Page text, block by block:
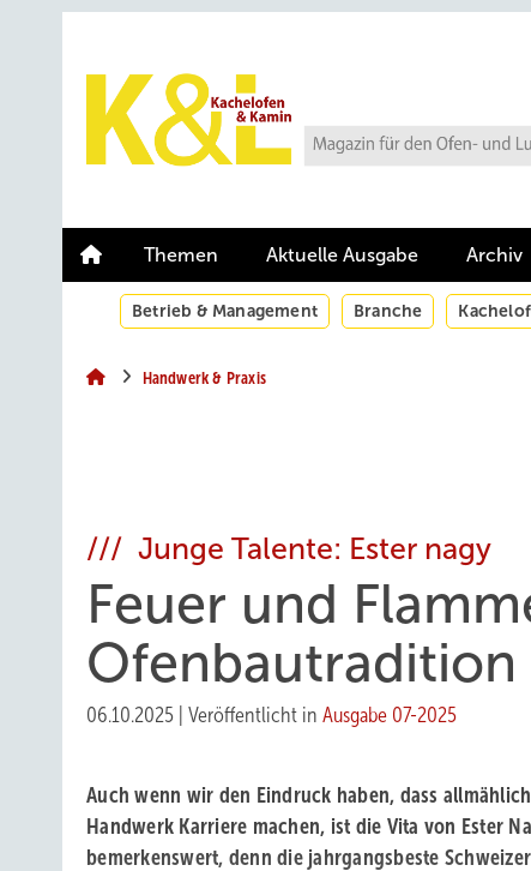
Themen Aktuelle Ausgabe Archiv
Betrieb & Management Branche
Handwerk & Praxis
/// Junge Talente: Ester nagy
Feuer und
Ofenbautradition
06.10.2025 Veröffentlicht in Ausgabe 07-2025
Auch wenn wir den Eindruck haben, dass
Handwerk Karriere machen, ist die Vita von Ester
bemerkenswert, denn die jahrgangsbeste